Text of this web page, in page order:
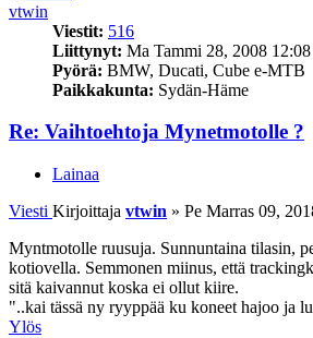
vtwin
Viestit: 516
Liittynyt: Ma Tammi 28, 2008
Pyörä: BMW, Ducati, Cube e-MTB
Paikkakunta: Sydän-Häme
Re: Vaihtoehtoja Mynetmotolle ?
Lainaa
Viesti Kirjoittaja vtwin » Pe Marras 09,
Myntmotolle ruusuja. Sunnuntaina tilasin,
kotiovella. Semmonen miinus, että
sitä kaivannut koska ei ollut kiire.
"..kai tässä ny ryyppää ku koneet hajoo ja
Ylös